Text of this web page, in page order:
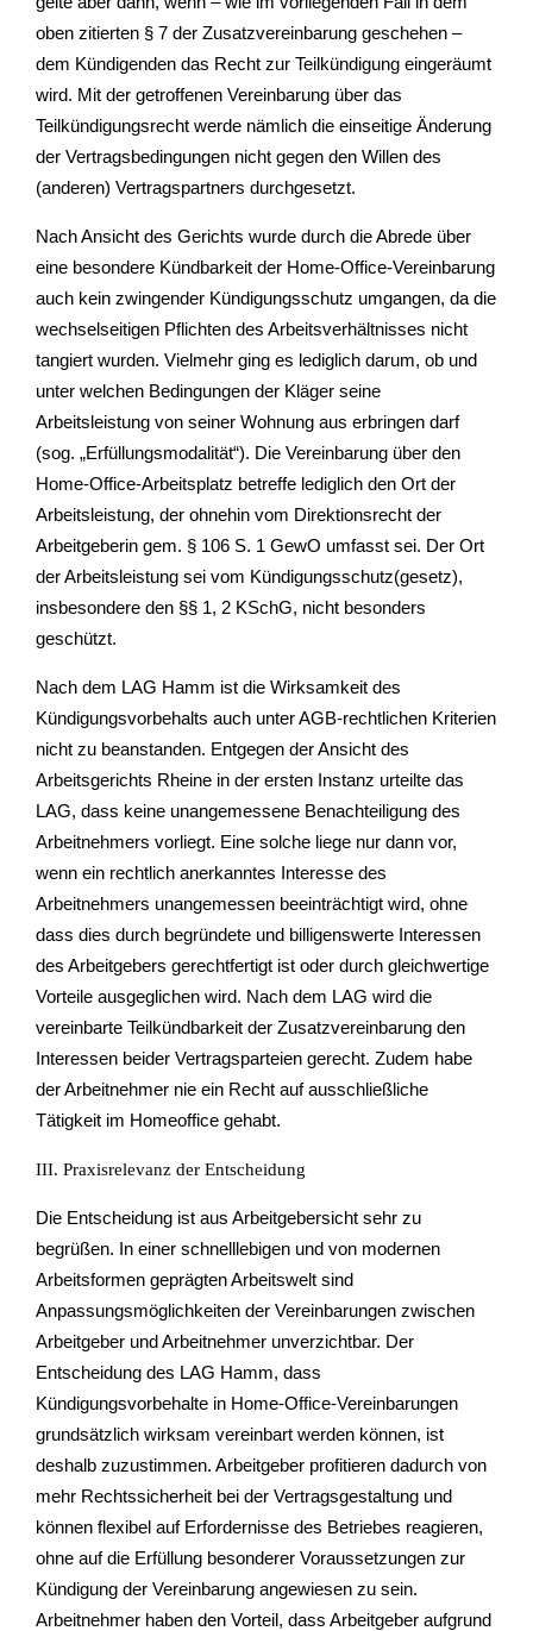
oben zitierten § 7 der Zusatzvereinbarung geschehen –
dem Kündigenden das Recht zur Teilkündigung eingeräumt
wird. Mit der getroffenen Vereinbarung über das
Teilkündigungsrecht werde nämlich die einseitige Änderung
der Vertragsbedingungen nicht gegen den Willen des
(anderen) Vertragspartners durchgesetzt.
Nach Ansicht des Gerichts wurde durch die Abrede über
eine besondere Kündbarkeit der Home-Office-Vereinbarung
auch kein zwingender Kündigungsschutz umgangen, da die
wechselseitigen Pflichten des Arbeitsverhältnisses nicht
tangiert wurden. Vielmehr ging es lediglich darum, ob und
unter welchen Bedingungen der Kläger seine
Arbeitsleistung von seiner Wohnung aus erbringen darf
(sog. „Erfüllungsmodalität“). Die Vereinbarung über den
Home-Office-Arbeitsplatz betreffe lediglich den Ort der
Arbeitsleistung, der ohnehin vom Direktionsrecht der
Arbeitgeberin gem. § 106 S. 1 GewO umfasst sei. Der Ort
der Arbeitsleistung sei vom Kündigungsschutz(gesetz),
insbesondere den §§ 1, 2 KSchG, nicht besonders
geschützt.
Nach dem LAG Hamm ist die Wirksamkeit des
Kündigungsvorbehalts auch unter AGB-rechtlichen Kriterien
nicht zu beanstanden. Entgegen der Ansicht des
Arbeitsgerichts Rheine in der ersten Instanz urteilte das
LAG, dass keine unangemessene Benachteiligung des
Arbeitnehmers vorliegt. Eine solche liege nur dann vor,
wenn ein rechtlich anerkanntes Interesse des
Arbeitnehmers unangemessen beeinträchtigt wird, ohne
dass dies durch begründete und billigenswerte Interessen
des Arbeitgebers gerechtfertigt ist oder durch gleichwertige
Vorteile ausgeglichen wird. Nach dem LAG wird die
vereinbarte Teilkündbarkeit der Zusatzvereinbarung den
Interessen beider Vertragsparteien gerecht. Zudem habe
der Arbeitnehmer nie ein Recht auf ausschließliche
Tätigkeit im Homeoffice gehabt.
III. Praxisrelevanz der Entscheidung
Die Entscheidung ist aus Arbeitgebersicht sehr zu
begrüßen. In einer schnelllebigen und von modernen
Arbeitsformen geprägten Arbeitswelt sind
Anpassungsmöglichkeiten der Vereinbarungen zwischen
Arbeitgeber und Arbeitnehmer unverzichtbar. Der
Entscheidung des LAG Hamm, dass
Kündigungsvorbehalte in Home-Office-Vereinbarungen
grundsätzlich wirksam vereinbart werden können, ist
deshalb zuzustimmen. Arbeitgeber profitieren dadurch von
mehr Rechtssicherheit bei der Vertragsgestaltung und
können flexibel auf Erfordernisse des Betriebes reagieren,
ohne auf die Erfüllung besonderer Voraussetzungen zur
Kündigung der Vereinbarung angewiesen zu sein.
Arbeitnehmer haben den Vorteil, dass Arbeitgeber aufgrund